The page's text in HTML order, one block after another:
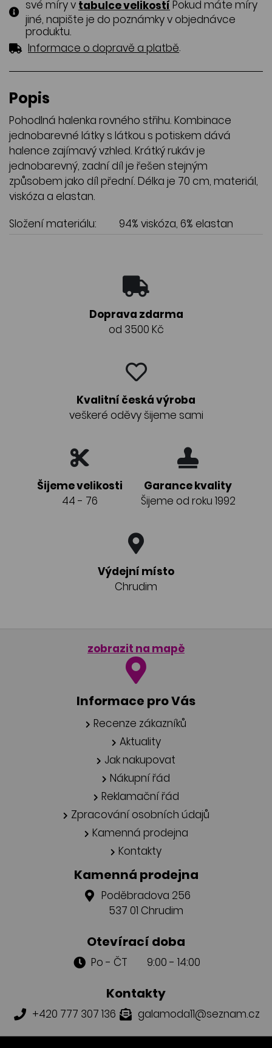
své míry v tabulce velikostí Pokud máte míry
jiné, napište je do poznámky v objednávce
produktu.
Informace o dopravě a platbě.
Popis
Pohodlná halenka rovného střihu. Kombinace
jednobarevné látky s látkou s potiskem dává
halence zajímavý vzhled. Krátký rukáv je
jednobarevný, zadní díl je řešen stejným
způsobem jako díl přední. Délka je 70 cm, materiál,
viskóza a elastan.
Složení materiálu:
94% viskóza, 6% elastan
Doprava zdarma
od 3500 Kč
Kvalitní česká výroba
veškeré oděvy šijeme sami
Šijeme velikosti
44 - 76
Garance kvality
Šijeme od roku 1992
Výdejní místo
Chrudim
zobrazit na mapě
Informace pro Vás
Recenze zákazníků
Aktuality
Jak nakupovat
Nákupní řád
Reklamační řád
Zpracování osobních údajů
Kamenná prodejna
Kontakty
Kamenná prodejna
Poděbradova 256
537 01 Chrudim
Otevírací doba
Po - ČT 9:00 - 14:00
Kontakty
+420 777 307 136 galamoda11@seznam.cz